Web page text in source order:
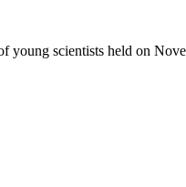
young scientists held on